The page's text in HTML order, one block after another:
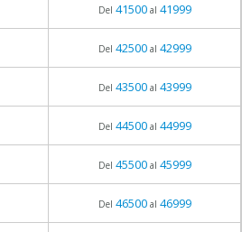
Del 41500al 41999
Del 42500al 42999
Del 43500al 43999
Del 44500al 44999
Del 45500al 45999
Del 46500al 46999